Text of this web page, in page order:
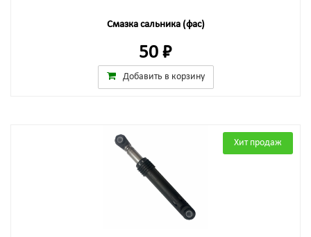
Смазка сальника (фас)
50 ₽
Добавить в корзину
Хит продаж